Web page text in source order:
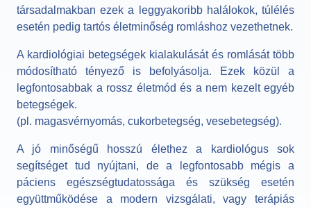
társadalmakban ezek a leggyakoribb halálokok, túlélés
esetén pedig tartós életminőség romláshoz vezethetnek.
A kardiológiai betegségek kialakulását és romlását több
módosítható tényező is befolyásolja. Ezek közül a
legfontosabbak a rossz életmód és a nem kezelt egyéb
betegségek.
(pl. magasvérnyomás, cukorbetegség, vesebetegség).
A jó minőségű hosszú élethez a kardiológus sok
segítséget tud nyújtani, de a legfontosabb mégis a
páciens egészségtudatossága és szükség esetén
együttműködése a modern vizsgálati, vagy terápiás